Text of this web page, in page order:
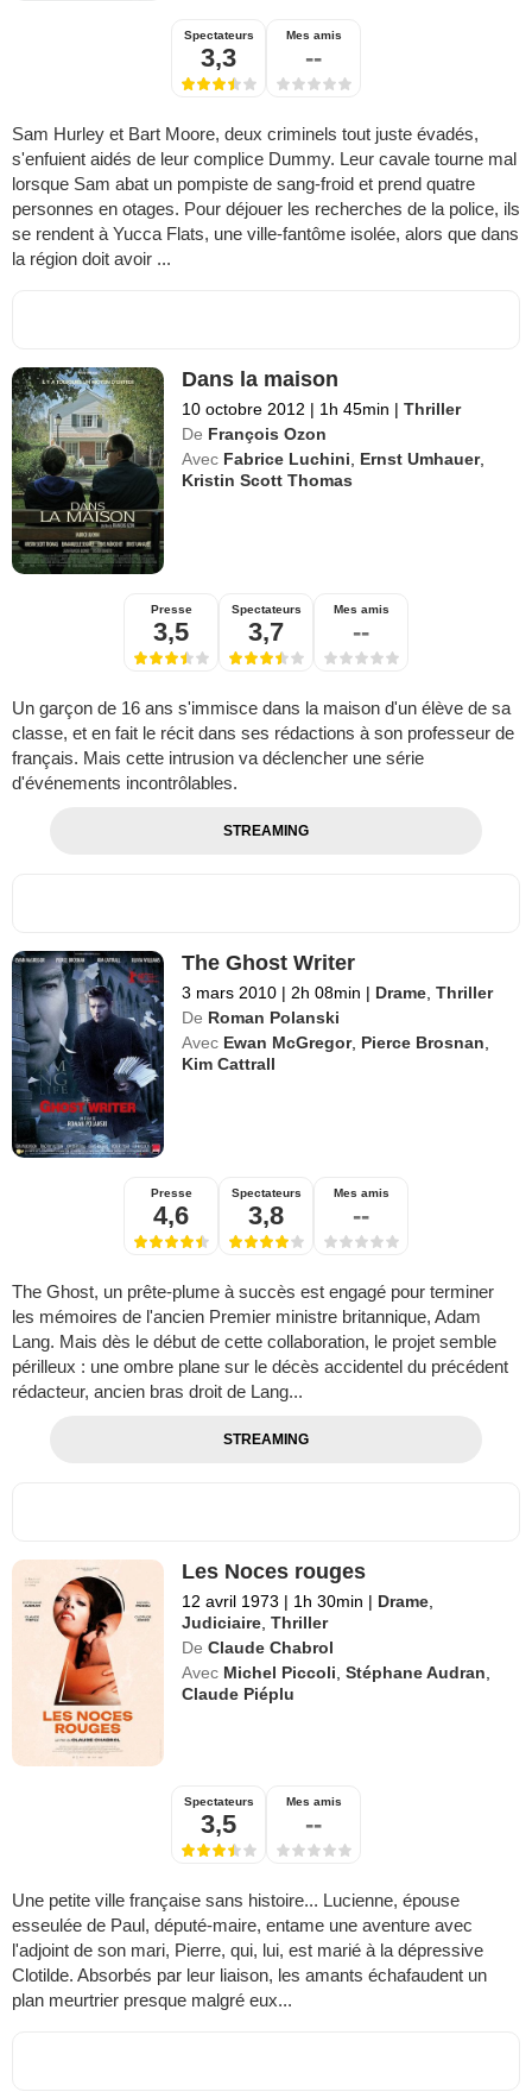
Spectateurs
3,3
Mes amis
--
Sam Hurley et Bart Moore, deux criminels tout juste évadés,
s'enfuient aidés de leur complice Dummy. Leur cavale tourne mal
lorsque Sam abat un pompiste de sang-froid et prend quatre
personnes en otages. Pour déjouer les recherches de la police, ils
se rendent à Yucca Flats, une ville-fantôme isolée, alors que dans
la région doit avoir ...
Dans la maison
10 octobre 2012 | 1h 45min | Thriller
De François Ozon
Avec Fabrice Luchini Ernst Umhauer,
Kristin Scott Thomas
Presse
3,5
Spectateurs
3,7
Mes amis
--
Un garçon de 16 ans s'immisce dans la maison d'un élève de sa
classe, et en fait le récit dans ses rédactions à son professeur de
français. Mais cette intrusion va déclencher une série
d'événements incontrôlables.
STREAMING
The Ghost Writer
3 mars 2010 | 2h 08min | Drame ,Thriller
De Roman Polanski
Avec Ewan McGregor, Pierce Brosnan
Kim Cattrall
Presse
4,6
Spectateurs
3,8
Mes amis
--
The Ghost, un prête-plume à succès est engagé pour terminer
les mémoires de l'ancien Premier ministre britannique, Adam
Lang. Mais dès le début de cette collaboration, le projet semble
périlleux : une ombre plane sur le décès accidentel du précédent
rédacteur, ancien bras droit de Lang...
STREAMING
Les Noces rouges
12 avril 1973 | 1h 30min | Drame
Judiciaire ,Thriller
De Claude Chabrol
Avec Michel Piccoli ,Stéphane Audran
Claude Piéplu
Spectateurs
3,5
Mes amis
--
Une petite ville française sans histoire... Lucienne, épouse
esseulée de Paul, député-maire, entame une aventure avec
l'adjoint de son mari, Pierre, qui, lui, est marié à la dépressive
Clotilde. Absorbés par leur liaison, les amants échafaudent un
plan meurtrier presque malgré eux...